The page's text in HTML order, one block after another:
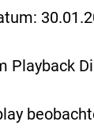
Playback